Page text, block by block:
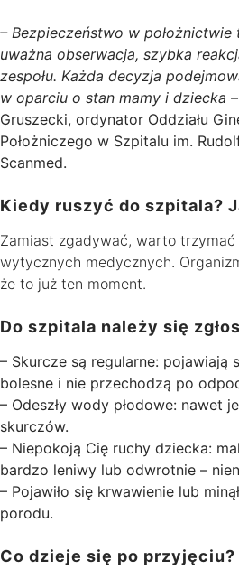
– Bezpieczeństwo w
uważna obserwacja, szybka
zespołu. Każda decyzja
w oparciu o stan mamy i dziecka –
Gruszecki, ordynator Oddziału
Położniczego w Szpitalu im.
Scanmed.
Kiedy ruszyć do szpitala?
Zamiast zgadywać, warto trzymać
wytycznych medycznych.
że to już ten moment.
Do szpitala należy się
– Skurcze są regularne: pojawiają
bolesne i nie przechodzą po
– Odeszły wody płodowe: nawet
skurczów.
– Niepokoją Cię ruchy dziecka:
bardzo leniwy lub odwrotnie –
– Pojawiło się krwawienie lub
porodu.
Co dzieje się po